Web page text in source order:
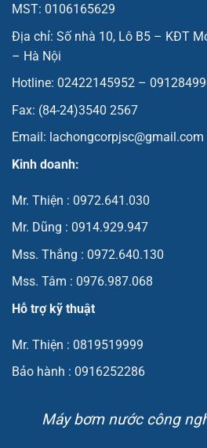
MST: 0106165629
Địa chỉ: Số nhà 10, Lô B5 – KĐT
– Hà Nội
Hotline: 02422145952 –
Fax: (84-24)3540 2567
Email: lachongcorpjsc@gmail.com
Kinh doanh:
Mr. Thiện : 0972.641.030
Mr. Dũng : 0914.929.947
Mss. Thắng : 0972.640.130
Mss. Tâm : 0976.987.068
Hỗ trợ kỹ thuật
Mr. Thiện : 0819519999
Bảo hành : 0916252286
Máy bơm nước công